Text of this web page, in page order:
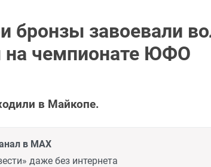
бронзы завоевали
чемпионате ЮФО
в Майкопе.
в MAX
даже без интернета